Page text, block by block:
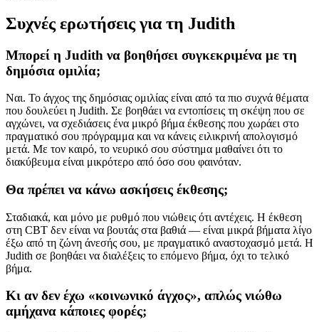
Συχνές ερωτήσεις για τη Judith
Μπορεί η Judith να βοηθήσει συγκεκριμένα με τη
δημόσια ομιλία;
Ναι. Το άγχος της δημόσιας ομιλίας είναι από τα πιο συχνά θέματα
που δουλεύει η Judith. Σε βοηθάει να εντοπίσεις τη σκέψη που σε
αγχώνει, να σχεδιάσεις ένα μικρό βήμα έκθεσης που χωράει στο
πραγματικό σου πρόγραμμα και να κάνεις ειλικρινή απολογισμό
μετά. Με τον καιρό, το νευρικό σου σύστημα μαθαίνει ότι το
διακύβευμα είναι μικρότερο από όσο σου φαινόταν.
Θα πρέπει να κάνω ασκήσεις έκθεσης;
Σταδιακά, και μόνο με ρυθμό που νιώθεις ότι αντέχεις. Η έκθεση
στη CBT δεν είναι να βουτάς στα βαθιά — είναι μικρά βήματα λίγο
έξω από τη ζώνη άνεσής σου, με πραγματικό αναστοχασμό μετά. Η
Judith σε βοηθάει να διαλέξεις το επόμενο βήμα, όχι το τελικό
βήμα.
Κι αν δεν έχω «κοινωνικό άγχος», απλώς νιώθω
αμήχανα κάποιες φορές;